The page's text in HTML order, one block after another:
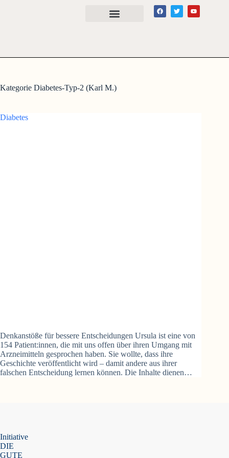
Kategorie Diabetes-Typ-2 (Karl M.)
Diabetes
Denkanstöße für bessere Entscheidungen Ursula ist eine von
154 Patient:innen, die mit uns offen über ihren Umgang mit
Arzneimitteln gesprochen haben. Sie wollte, dass ihre
Geschichte veröffentlicht wird – damit andere aus ihrer
falschen Entscheidung lernen können. Die Inhalte dienen…
Initiative
DIE
GUTE